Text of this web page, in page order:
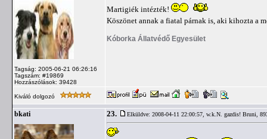
Tagság: 2005-06-21 06:26:16
Tagszám: #19869
Hozzászólások: 39428
Martigiék intézték!
Köszönet annak a fiatal párnak is, aki kihozta a
Kóborka Állatvédő Egyesület
Kiváló dolgozó
bkati 23. Elküldve: 2008-04-11 22:00:57, w.k.N. gazdis! Bruni,